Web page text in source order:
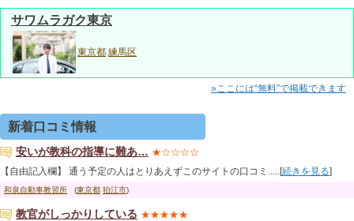
サワムラガク東京
東京都 練馬区
»ここには“無料”で掲載できます
新着口コミ情報
安いが教科の指導に難あ… ★☆☆☆☆
【自由記入欄】 通う予定の人はとりあえずこのサイトの口コミ.....[続きを見る]
和泉自動車教習所 (東京都 狛江市)
教官がしっかりしている ★★★★★